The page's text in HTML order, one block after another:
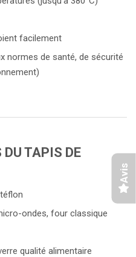
facilement
normes de santé, de sécurité
TAPIS DE
ondes, four classique
qualité alimentaire
Avis